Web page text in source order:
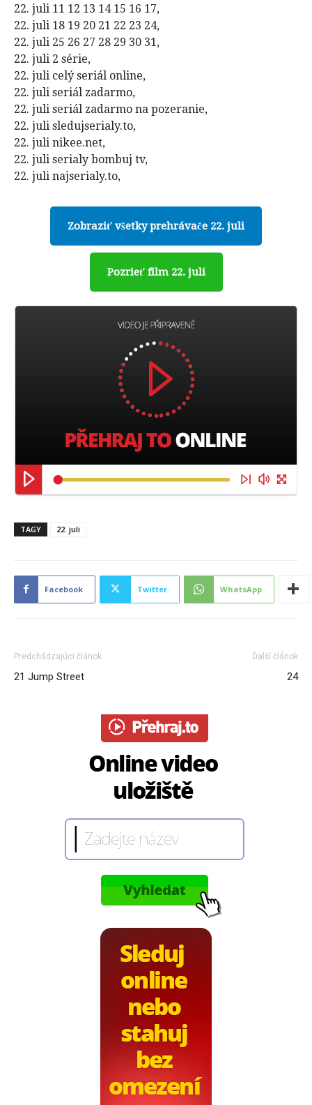
22. juli 11 12 13 14 15 16 17,
22. juli 18 19 20 21 22 23 24,
22. juli 25 26 27 28 29 30 31,
22. juli 2 série,
22. juli celý seriál online,
22. juli seriál zadarmo,
22. juli seriál zadarmo na pozeranie,
22. juli sledujserialy.to,
22. juli nikee.net,
22. juli serialy bombuj tv,
22. juli najserialy.to,
Zobraziť všetky prehrávače 22. juli
Pozrieť film 22. juli
TAGY 22. juli
Facebook Twitter WhatsApp
Predchádzajúci článok
21 Jump Street
Ďalší článok
24